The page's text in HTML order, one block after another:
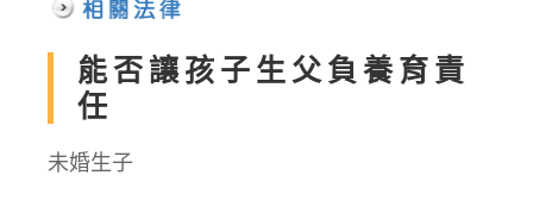
能否讓孩子生父負養育責
任
未婚生子